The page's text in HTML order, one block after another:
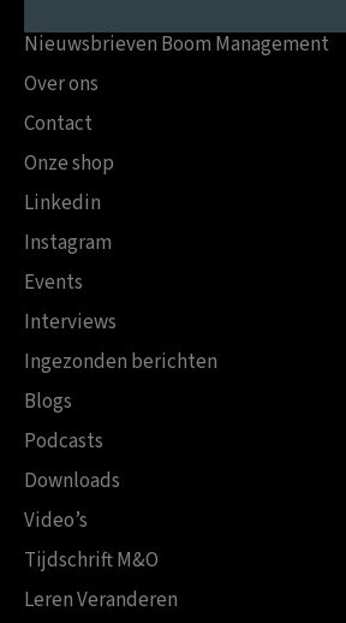
Nieuwsbrieven Boom Management
Over ons
Contact
Onze shop
Linkedin
Instagram
Events
Interviews
Ingezonden berichten
Blogs
Podcasts
Downloads
Video’s
Tijdschrift M&O
Leren Veranderen